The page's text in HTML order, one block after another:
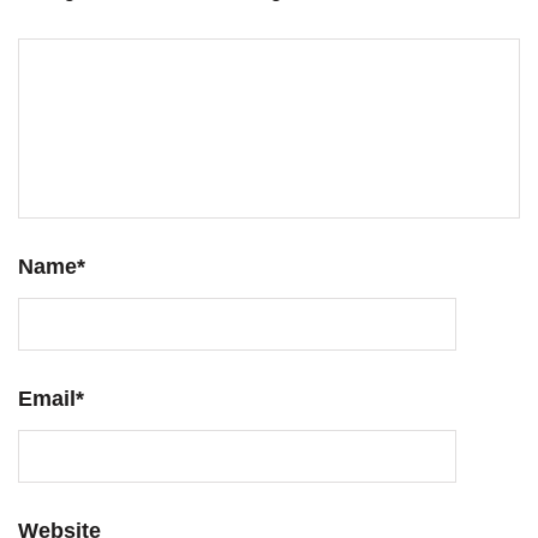
Name*
Email*
Website